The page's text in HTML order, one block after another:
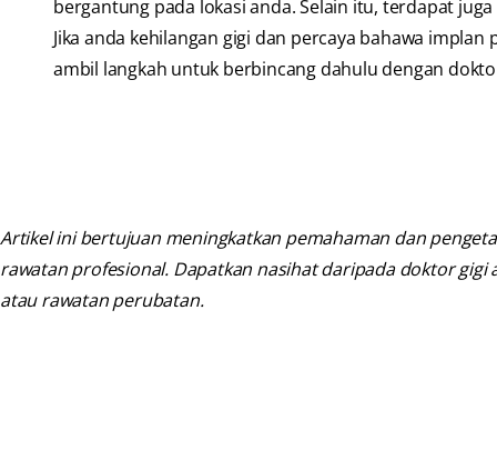
bergantung pada lokasi anda. Selain itu, terdapat
Jika anda kehilangan gigi dan percaya bahawa
ambil langkah untuk berbincang dahulu dengan
Artikel ini bertujuan meningkatkan pemahaman dan
rawatan profesional. Dapatkan nasihat daripada doktor gigi
atau rawatan perubatan.